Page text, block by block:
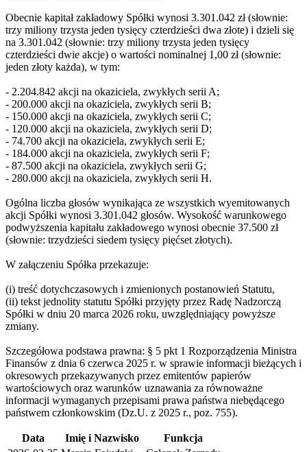
Obecnie kapitał zakładowy Spółki wynosi 3.301.042 zł (słownie:
trzy miliony trzysta jeden tysięcy czterdzieści dwa złote) i dzieli się
na 3.301.042 (słownie: trzy miliony trzysta jeden tysięcy
czterdzieści dwie akcje) o wartości nominalnej 1,00 zł (słownie:
jeden złoty każda), w tym:
- 2.204.842 akcji na okaziciela, zwykłych serii A;
- 200.000 akcji na okaziciela, zwykłych serii B;
- 150.000 akcji na okaziciela, zwykłych serii C;
- 120.000 akcji na okaziciela, zwykłych serii D;
- 74.700 akcji na okaziciela, zwykłych serii E;
- 184.000 akcji na okaziciela, zwykłych serii F;
- 87.500 akcji na okaziciela, zwykłych serii G;
- 280.000 akcji na okaziciela, zwykłych serii H.
Ogólna liczba głosów wynikająca ze wszystkich wyemitowanych
akcji Spółki wynosi 3.301.042 głosów. Wysokość warunkowego
podwyższenia kapitału zakładowego wynosi obecnie 37.500 zł
(słownie: trzydzieści siedem tysięcy pięćset złotych).
W załączeniu Spółka przekazuje:
(i) treść dotychczasowych i zmienionych postanowień Statutu,
(ii) tekst jednolity statutu Spółki przyjęty przez Radę Nadzorczą
Spółki w dniu 20 marca 2026 roku, uwzględniający powyższe
zmiany.
Szczegółowa podstawa prawna: § 5 pkt 1 Rozporządzenia Ministra
Finansów z dnia 6 czerwca 2025 r. w sprawie informacji bieżących i
okresowych przekazywanych przez emitentów papierów
wartościowych oraz warunków uznawania za równoważne
informacji wymaganych przepisami prawa państwa niebędącego
państwem członkowskim (Dz.U. z 2025 r., poz. 755).
Data Imię i Nazwisko
Funkcja